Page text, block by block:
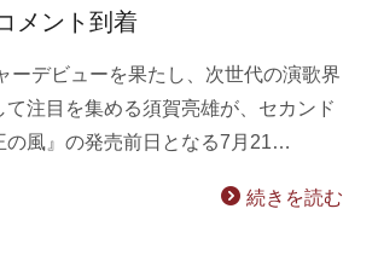
メント到着
ーデビューを果たし、次世代の演歌界
て注目を集める須賀亮雄が、セカンド
の風』の発売前日となる7月21…
続きを読む